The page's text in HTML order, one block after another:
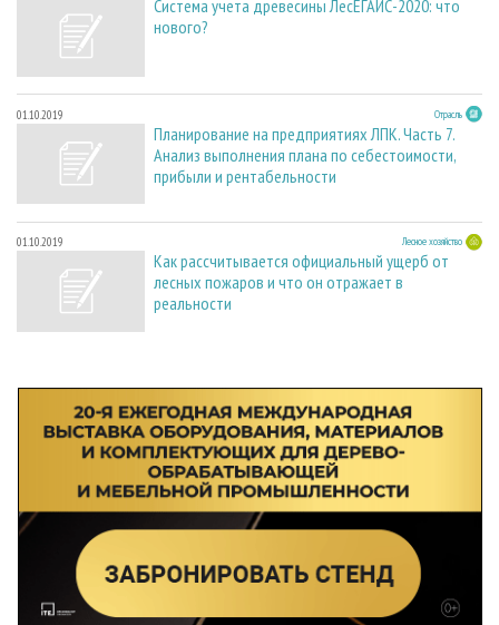
Система учета древесины ЛесЕГАИС-2020: что
нового?
01.10.2019 Отрасль
Планирование на предприятиях ЛПК. Часть 7.
Анализ выполнения плана по себестоимости,
прибыли и рентабельности
01.10.2019 Лесное хозяйство
Как рассчитывается официальный ущерб от
лесных пожаров и что он отражает в
реальности